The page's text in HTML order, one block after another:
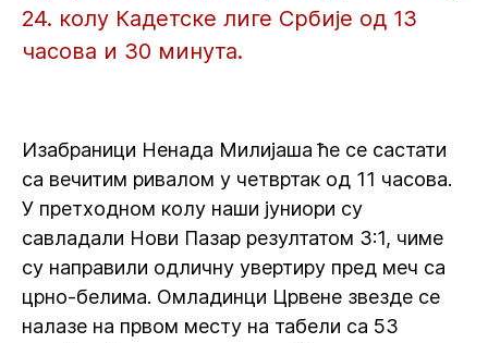
24. колу Кадетске лиге Србије од 13
часова и 30 минута.
Изабраници Ненада Милијаша ће се састати
са вечитим ривалом у четвртак од 11 часова.
У претходном колу наши јуниори су
савладали Нови Пазар резултатом 3:1, чиме
су направили одличну увертиру пред меч са
црно-белима. Омладинци Црвене звезде се
налазе на првом месту на табели са 53